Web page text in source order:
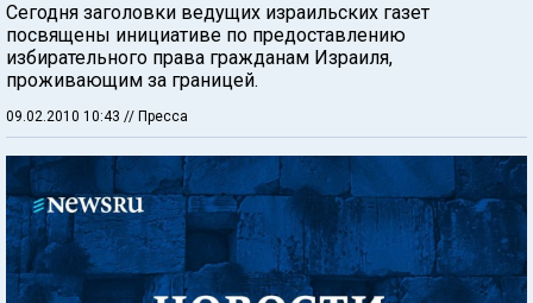
Сегодня заголовки ведущих израильских газет
посвящены инициативе по предоставлению
избирательного права гражданам Израиля,
проживающим за границей.
09.02.2010 10:43 // Пресса